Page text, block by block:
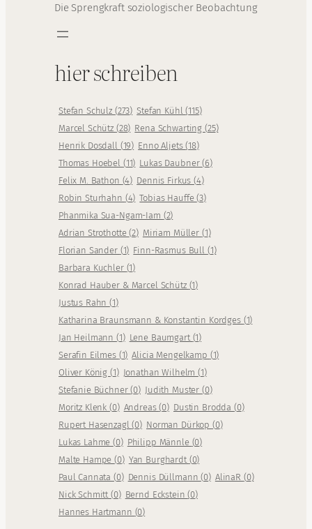
Die Sprengkraft soziologischer Beobachtung
hier schreiben
Stefan Schulz (273) Stefan Kühl(115)
Marcel Schütz (28) Rena Schwarting (25)
Henrik Dosdall (19) Enno Aljets(18)
Thomas Hoebel (11) Lukas Daubner(6)
Felix M. Bathon (4) Dennis Firkus(4)
Robin Sturhahn (4) Tobias Hauffe(3)
Phanmika Sua-Ngam-Iam (2)
Adrian Strothotte(2) Miriam Müller (1)
Florian Sander (1) Finn-Rasmus Bull (1)
Barbara Kuchler (1)
Konrad Hauber & Marcel Schütz (1)
Justus Rahn(1)
Katharina Braunsmann & Konstantin Kordges (1)
Jan Heilmann(1) Lene Baumgart (1)
Serafin Eilmes (1) Alicia Mengelkamp (1)
Oliver König(1) Jonathan Wilhelm(1)
Stefanie Büchner(0) Judith Muster (0)
Moritz Klenk(0) Andreas(0) Dustin Brodda (0)
Rupert Hasenzagl(0) Norman Dürkop (0)
Lukas Lahme(0) Philipp Männle (0)
Malte Hampe(0) Yan Burghardt (0)
Paul Cannata(0) Dennis Düllmann(0) AlinaR (0)
Nick Schmitt(0) Bernd Eckstein(0)
Hannes Hartmann (0)